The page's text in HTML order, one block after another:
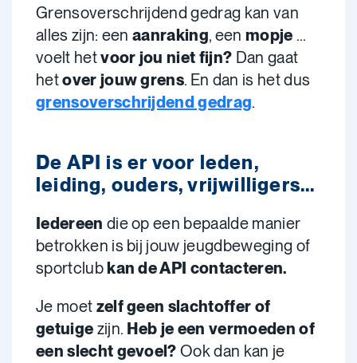
Grensoverschrijdend gedrag kan van
alles zijn: eenaanraking, een mopje ...
voelt hetvoor jou niet fijn? Dan gaat
hetover jouw grens. En dan is het dus
grensoverschrijdend gedrag.
De API is er voor leden,
leiding, ouders, vrijwilligers...
Iedereen die op een bepaalde manier
betrokken is bij jouw jeugdbeweging of
sportclubkan de API contacteren.
Je moet zelf geen slachtoffer of
getuige zijn. Heb je een vermoeden of
een slecht gevoel? Ook dan kan je